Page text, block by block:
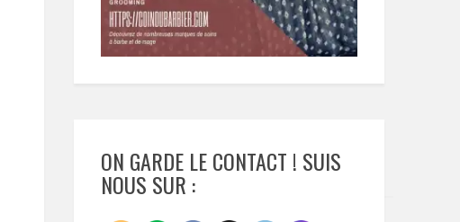
ON GARDE LE CONTACT ! SUIS
NOUS SUR :